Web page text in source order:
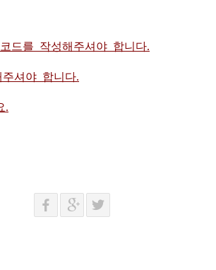
드를 작성해주셔야 합니다.
셔야 합니다.